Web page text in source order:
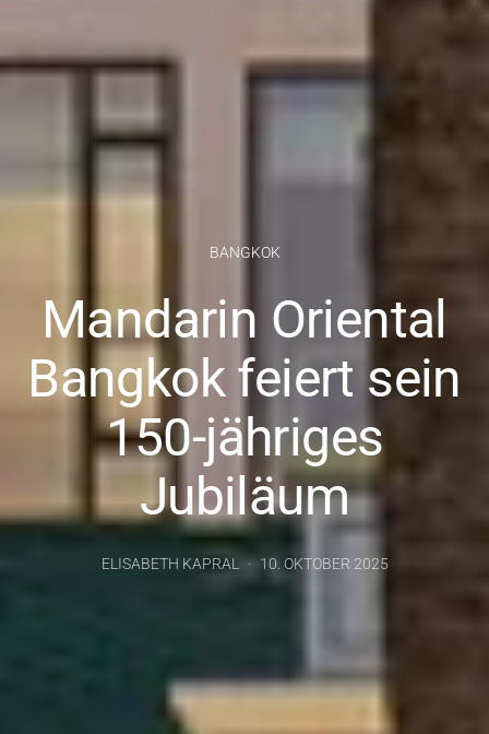
BANGKOK
Mandarin Oriental
Bangkok feiert sein
150-jähriges
Jubiläum
ELISABETH KAPRAL 10. OKTOBER 2025